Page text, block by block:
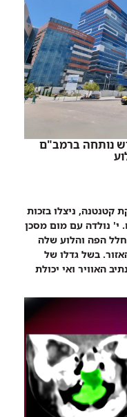
נותחה ברמב"ם
קטנטנה, ניצלו בזכות
י' נולדה עם מום מסכן
הפה והלוע שלה
בשל גדלו של
האוויר ואי יכולת